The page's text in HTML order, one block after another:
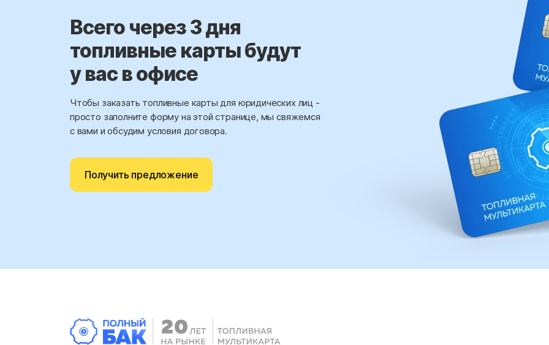
Всего через 3 дня
топливные карты будут
у вас в офисе
Чтобы заказать топливные карты для юридических лиц -
просто заполните форму на этой странице, мы свяжемся
с вами и обсудим условия договора.
Получить предложение